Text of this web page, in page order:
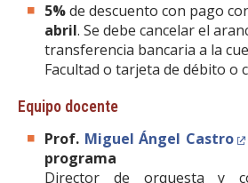
5%de descuento con pago
abril. Se debe cancelar el
transferencia bancaria a la
Facultad o tarjeta de débito o
Equipo docente
Prof. Miguel Ángel Castro
programa
Director de orquesta y